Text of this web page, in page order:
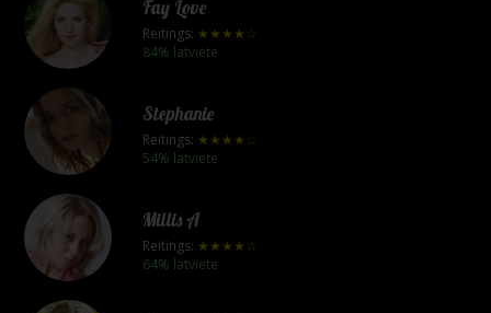
Fay Love
Reitings: ★★★★☆
84% latviete
Stephanie
Reitings: ★★★★☆
54% latviete
Millis A
Reitings: ★★★★☆
64% latviete